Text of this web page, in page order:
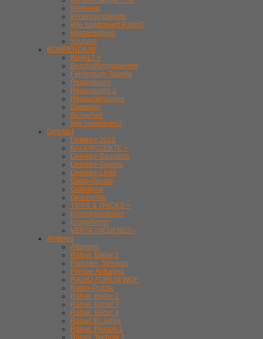
Werbung
Widerstandskode
Wie funktioniert Radio?
Wissensstand
Youtube
KOMPENDIUM
INHALT >
Beschaffungsquellen
Fehlersuch-Tabelle
Reparaturen
Reparaturen 2
Restaurierungen
Sammeln
Sicherheit
Wie reparieren?
Detektor
Detektor 2022
BAUPROJEKTE >
Detektor-Bausätze
Detektor-Galerie
Detektor-Links
Gäste-Geräte
Gollodyne
Geschichte
TIPPS & TRICKS >
Kristalldetekoren
Kristallhörer
VERSCHIEDENES >
Anderes
Altamont
Rätsel. Bilder 1
Flatrates, Streams
Presse-Anfragen
RADIO-FORUM WGF
Radio-Puzzle
Rätsel. Bilder 2
Rätsel. Bilder 3
Rätsel. Bilder 4
Rätsel 90 Jahre
Rätsel. Person 1
Rätsel. Technik 1